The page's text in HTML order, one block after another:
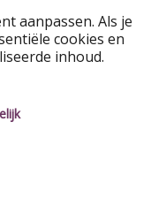
aanpassen. Als je
cookies en
inhoud.